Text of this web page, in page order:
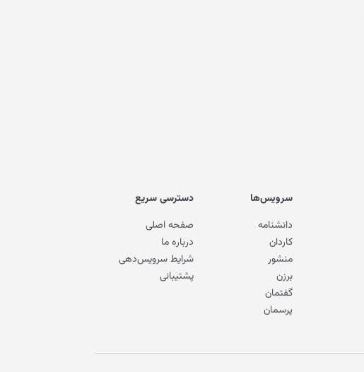
سرویس‌ها
دانشنامه
کاردان
منشور
برزن
گفتمان
پرسمان
دسترسی سریع
صفحه اصلی
درباره ما
شرایط سرویس‌دهی
پشتیبانی